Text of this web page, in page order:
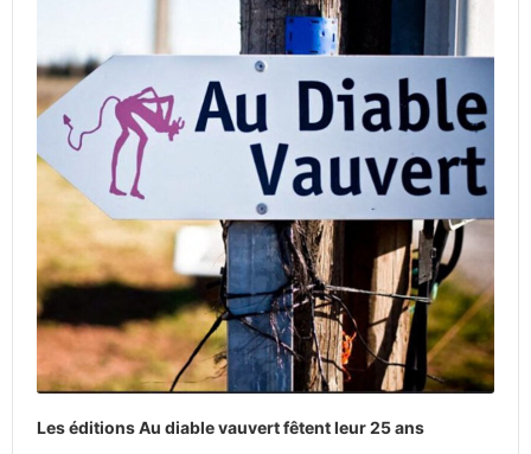
Les éditions Au diable vauvert fêtent leur 25 ans